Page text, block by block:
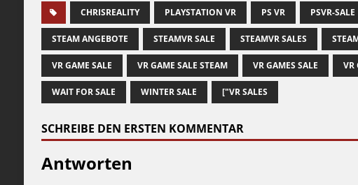
CHRISREALITY PLAYSTATION VR PS VR PSVR-SALE
STEAM ANGEBOTE STEAMVR SALE STEAMVR SALES
VR GAME SALE VR GAME SALE STEAM VR GAMES SALE VR
WAIT FOR SALE WINTER SALE ["VR SALES
SCHREIBE DEN ERSTEN KOMMENTAR
Antworten